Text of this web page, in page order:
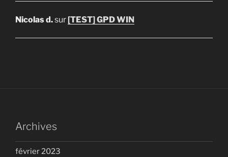
Nicolas d.sur[TEST] GPD WIN
Archives
février 2023